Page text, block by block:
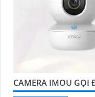
CAMERA IMOU GỌI